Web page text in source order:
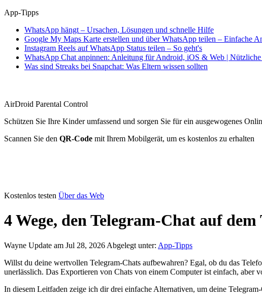
App-Tipps
WhatsApp hängt – Ursachen, Lösungen und schnelle Hilfe
Google My Maps Karte erstellen und über WhatsApp teilen – Einfache
Instagram Reels auf WhatsApp Status teilen – So geht's
WhatsApp Chat anpinnen: Anleitung für Android, iOS & Web |
Was sind Streaks bei Snapchat: Was Eltern wissen sollten
AirDroid Parental Control
Schützen Sie Ihre Kinder umfassend und sorgen Sie für ein ausgewogenes
Scannen Sie den QR-Code mit Ihrem Mobilgerät, um es kostenlos zu erhalten
Kostenlos testen Über das Web
4 Wege, den Telegram-Chat auf
Wayne Update am Jul 28, 2026 Abgelegt unter: App-Tipps
Willst du deine wertvollen Telegram-Chats aufbewahren? Egal, ob du das
unerlässlich. Das Exportieren von Chats von einem Computer ist einfach, aber
In diesem Leitfaden zeige ich dir drei einfache Alternativen, um deine